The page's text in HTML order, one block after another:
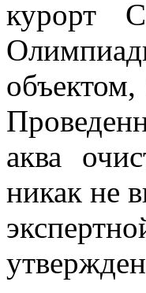
курорт
аква
никак не